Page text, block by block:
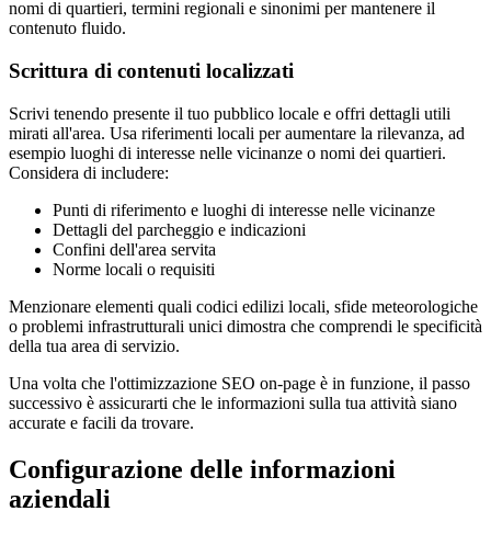
nomi di quartieri, termini regionali e sinonimi per mantenere il
contenuto fluido.
Scrittura di contenuti localizzati
Scrivi tenendo presente il tuo pubblico locale e offri dettagli utili
mirati all'area. Usa riferimenti locali per aumentare la rilevanza, ad
esempio luoghi di interesse nelle vicinanze o nomi dei quartieri.
Considera di includere:
Punti di riferimento e luoghi di interesse nelle vicinanze
Dettagli del parcheggio e indicazioni
Confini dell'area servita
Norme locali o requisiti
Menzionare elementi quali codici edilizi locali, sfide meteorologiche
o problemi infrastrutturali unici dimostra che comprendi le specificità
della tua area di servizio.
Una volta che l'ottimizzazione SEO on-page è in funzione, il passo
successivo è assicurarti che le informazioni sulla tua attività siano
accurate e facili da trovare.
Configurazione delle informazioni
aziendali